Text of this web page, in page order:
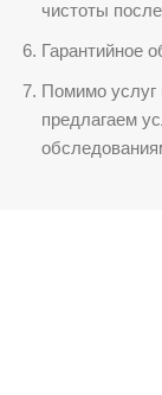
чистоты
Гарантийное
Помимо услуг
предлагаем